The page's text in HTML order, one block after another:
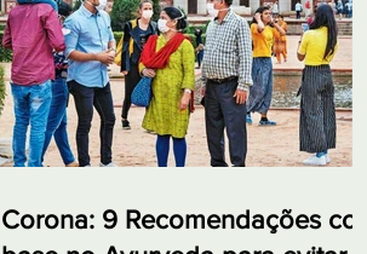
Corona: 9 Recomendações com